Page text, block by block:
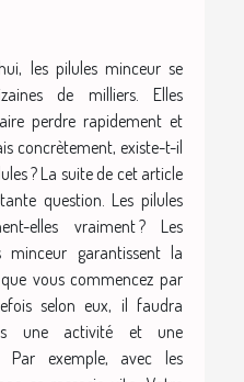
les pilules minceur se
de milliers. Elles
perdre rapidement et
concrètement, existe-t-il
? La suite de cet article
question. Les pilules
elles vraiment ? Les
minceur garantissent la
vous commencez par
selon eux, il faudra
une activité et une
Par exemple, avec les